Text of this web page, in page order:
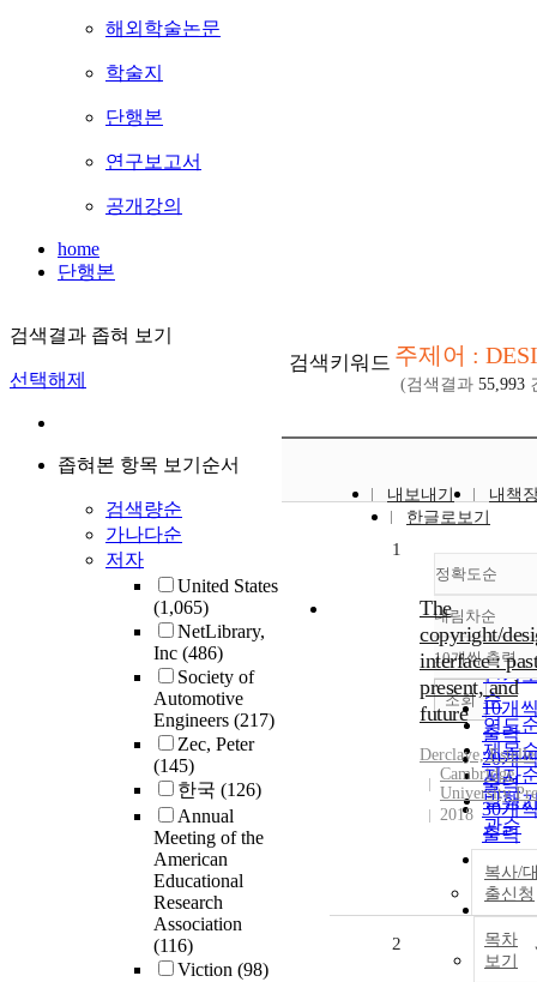
해외학술논문
학술지
단행본
연구보고서
공개강의
home
단행본
검색결과 좁혀 보기
선택해제
좁혀본 항목 보기순서
검색량순
가나다순
저자
United States
(1,065)
NetLibrary,
Inc (486)
Society of
Automotive
Engineers (217)
Zec, Peter
(145)
한국 (126)
Annual
Meeting of the
American
Educational
Research
Association
(116)
Viction (98)
검색키워드 주제어 :
(검색결과 55,993
내보내기
내책
한글로보기
정확도순
정확
순
인기
순
연도
제목
저자
발행
관순
내림차순
내림
10개씩 출력
10개
출력
20개
출력
30개
출력
50개
출력
100개
출력
조회
1
The
copyright/
interface :
present, and
future
Derclaye, Estelle
Cambridge
University
2018
복사/
출신청
목차
보기
2